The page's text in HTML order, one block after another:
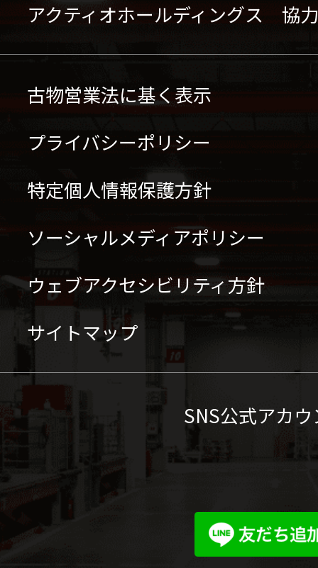
アクティオホールディングス 協
古物営業法に基く表示
プライバシーポリシー
特定個人情報保護方針
ソーシャルメディアポリシー
ウェブアクセシビリティ方針
サイトマップ
SNS公式アカ